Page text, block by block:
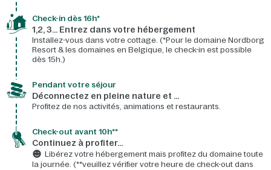
Check-in dès 16h*​
1,2, 3… Entrez dans votre hébergement
Installez-vous dans votre cottage. (*Pour le domaine Nordborg
Resort & les domaines en Belgique, le check-in est possible
dès 15h.)
Pendant votre séjour
Déconnectez en pleine nature et …
Profitez de nos activités, animations et restaurants.
Check-out avant 10h**
Continuez à profiter…
Libérez votre hébergement mais profitez du domaine toute
la journée. (**veuillez vérifier votre heure de check-out dans